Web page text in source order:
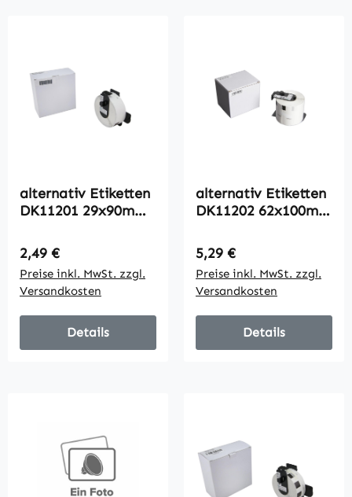
alternativ Etiketten
DK11201 29x90mm
Labels
Regulärer Preis:
2,49 €
Preise inkl. MwSt. zzgl.
Versandkosten
Details
alternativ Etiketten
DK11202 62x100mm
DK11202 / 300
Labels
Regulärer Preis:
5,29 €
Preise inkl. MwSt. zzgl.
Versandkosten
Details